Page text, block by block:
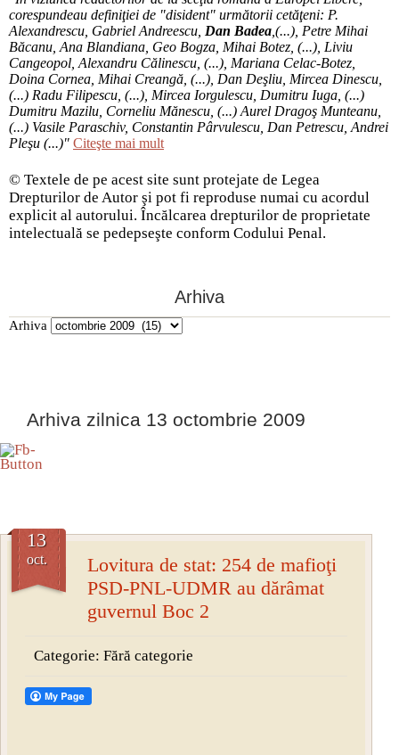
corespundeau definiţiei de "disident" următorii ce­tă­ţeni: P.
Alexandrescu, Gabriel Andreescu, Dan Badea ,(...), Petre Mihai
Băcanu, Ana Blandiana, Geo Bogza, Mihai Botez, (...), Liviu
Cangeopol, Alexandru Călinescu, (...), Mariana Celac-Botez,
Doina Cornea, Mihai Creangă, (...), Dan Deşliu, Mircea Dinescu,
(...) Radu Filipescu, (...), Mircea Iorgulescu, Dumitru Iuga, (...)
Dumitru Mazilu, Corneliu Mănescu, (...) Aurel Dragoş Munteanu,
(...) Vasile Paraschiv, Constantin Pârvulescu, Dan Petrescu, Andrei
Pleşu (...)" Citeşte mai mult
© Textele de pe acest site sunt protejate de Legea
Drepturilor de Autor şi pot fi reproduse numai cu acordul
explicit al autorului. Încălcarea drepturilor de proprietate
intelectuală se pedepseşte conform Codului Penal.
Arhiva
Arhiva
Arhiva zilnica 13 octombrie 2009
Lovitura de stat: 254 de mafioţi
PSD-PNL-UDMR au dărâmat
guvernul Boc 2
13
oct.
Categorie: Fără categorie